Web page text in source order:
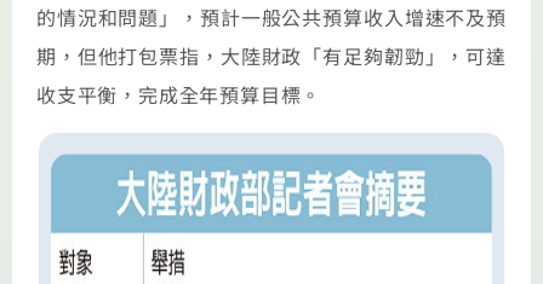
的情況和問題」，預計一般公共預算收入增速不及預
期，但他打包票指，大陸財政「有足夠韌勁」，可達
收支平衡，完成全年預算目標。